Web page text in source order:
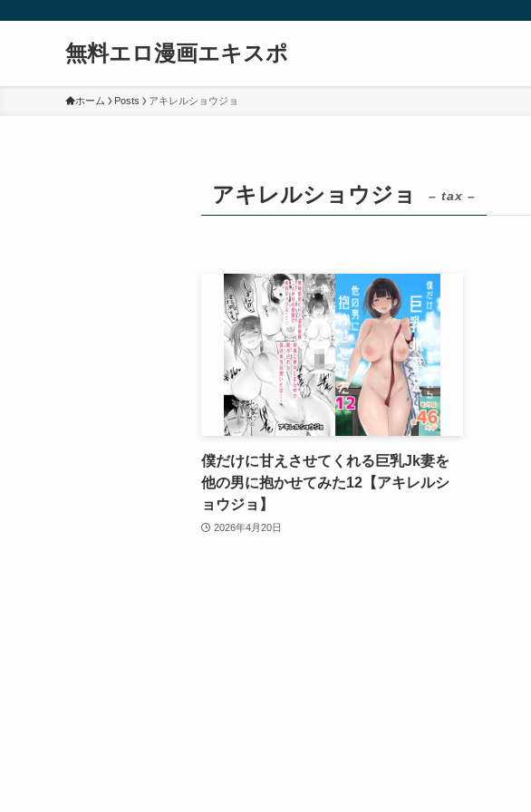
無料エロ漫画エキスポ
ホーム Posts アキレルショウジョ
アキレルショウジョ – tax –
僕だけに甘えさせてくれる巨乳Jk妻を
他の男に抱かせてみた12【アキレルシ
ョウジョ】
2026年4月20日